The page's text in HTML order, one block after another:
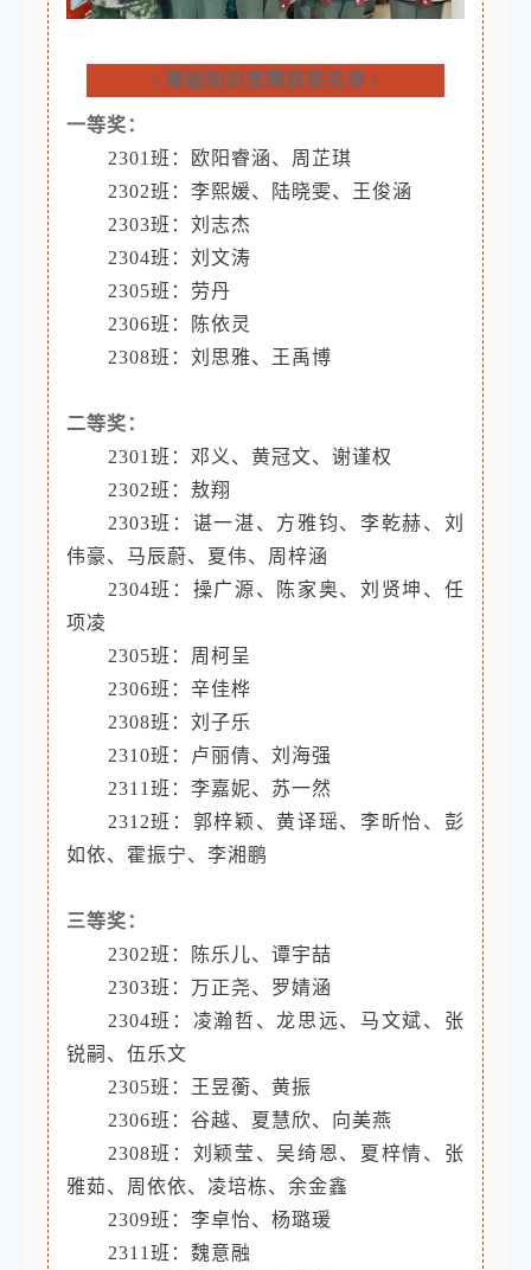
| 基础知识竞赛获奖名单 |
一等奖：
2301班：欧阳睿涵、周芷琪
2302班：李熙媛、陆晓雯、王俊涵
2303班：刘志杰
2304班：刘文涛
2305班：劳丹
2306班：陈依灵
2308班：刘思雅、王禹博
二等奖：
2301班：邓义、黄冠文、谢谨权
2302班：敖翔
2303班：谌一湛、方雅钧、李乾赫、刘
伟豪、马辰蔚、夏伟、周梓涵
2304班：操广源、陈家奥、刘贤坤、任
项凌
2305班：周柯呈
2306班：辛佳桦
2308班：刘子乐
2310班：卢丽倩、刘海强
2311班：李嘉妮、苏一然
2312班：郭梓颖、黄译瑶、李昕怡、彭
如依、霍振宁、李湘鹏
三等奖：
2302班：陈乐儿、谭宇喆
2303班：万正尧、罗婧涵
2304班：凌瀚哲、龙思远、马文斌、张
锐嗣、伍乐文
2305班：王昱蘅、黄振
2306班：谷越、夏慧欣、向美燕
2308班：刘颖莹、吴绮恩、夏梓情、张
雅茹、周依依、凌培栋、余金鑫
2309班：李卓怡、杨璐瑗
2311班：魏意融